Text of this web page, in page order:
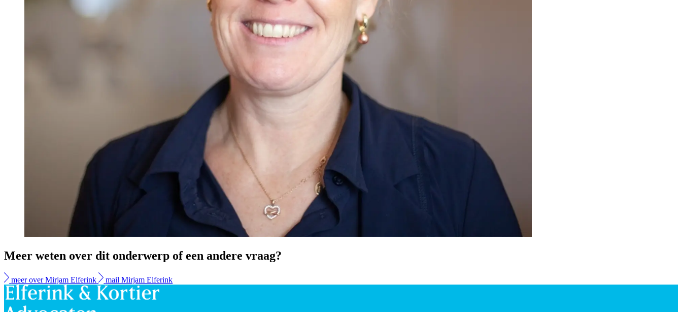
Meer weten over dit onderwerp of een andere vraag?
meer over Mirjam Elferink mail Mirjam Elferink